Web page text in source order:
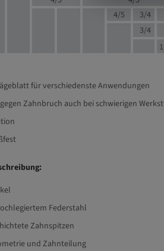
4/5 3/4
3/4
für verschiedenste Anwendungen
Zahnbruch auch bei schwierigen
Federstahl
Zahnspitzen
und Zahnteilung